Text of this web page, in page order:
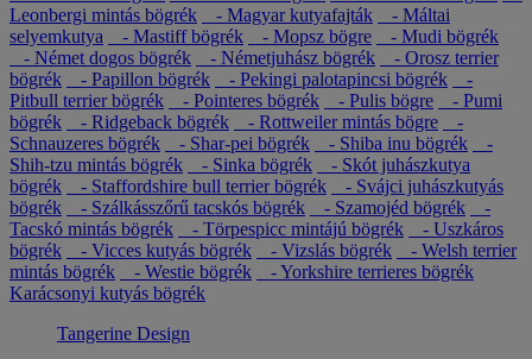
Leonbergi mintás bögrék
- Magyar kutyafajták
- Máltai
selyemkutya
- Mastiff bögrék - Mopsz bögre
- Mudi bögrék
- Német dogos bögrék
- Németjuhász bögrék
- Orosz terrier
bögrék
- Papillon bögrék - Pekingi palotapincsi bögrék
-
Pitbull terrier bögrék
- Pointeres bögrék - Pulis bögre
- Pumi
bögrék
- Ridgeback bögrék - Rottweiler mintás bögre
-
Schnauzeres bögrék
- Shar-pei bögrék - Shiba inu bögrék
-
Shih-tzu mintás bögrék
- Sinka bögrék
- Skót juhászkutya
bögrék
- Staffordshire bull terrier bögrék
- Svájci juhászkutyás
bögrék
- Szálkásszőrű tacskós bögrék - Szamojéd bögrék
-
Tacskó mintás bögrék
- Törpespicc mintájú bögrék
- Uszkáros
bögrék
- Vicces kutyás bögrék - Vizslás bögrék
- Welsh terrier
mintás bögrék
- Westie bögrék
- Yorkshire terrieres bögrék
Karácsonyi kutyás bögrék
Tangerine Design